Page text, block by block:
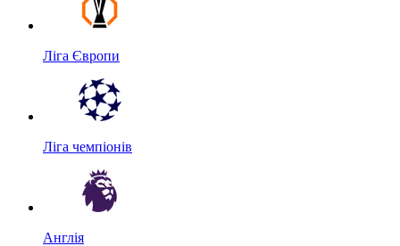
Ліга Європи
Ліга чемпіонів
Англія